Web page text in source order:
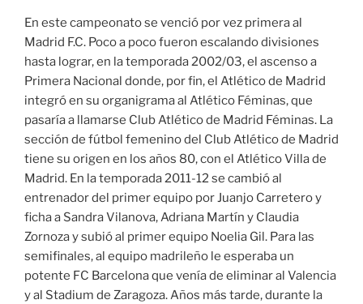
En este campeonato se venció por vez primera al
Madrid F.C. Poco a poco fueron escalando divisiones
hasta lograr, en la temporada 2002/03, el ascenso a
Primera Nacional donde, por fin, el Atlético de Madrid
integró en su organigrama al Atlético Féminas, que
pasaría a llamarse Club Atlético de Madrid Féminas. La
sección de fútbol femenino del Club Atlético de Madrid
tiene su origen en los años 80, con el Atlético Villa de
Madrid. En la temporada 2011-12 se cambió al
entrenador del primer equipo por Juanjo Carretero y
ficha a Sandra Vilanova, Adriana Martín y Claudia
Zornoza y subió al primer equipo Noelia Gil. Para las
semifinales, al equipo madrileño le esperaba un
potente FC Barcelona que venía de eliminar al Valencia
y al Stadium de Zaragoza. Años más tarde, durante la